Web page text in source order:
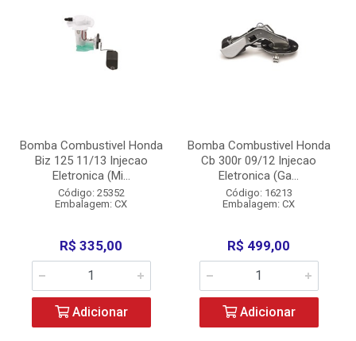
Bomba Combustivel Honda
Biz 125 11/13 Injecao
Eletronica (Mi...
Código: 25352
Embalagem: CX
R$ 335,00
Adicionar
Bomba Combustivel Honda
Cb 300r 09/12 Injecao
Eletronica (Ga...
Código: 16213
Embalagem: CX
R$ 499,00
Adicionar